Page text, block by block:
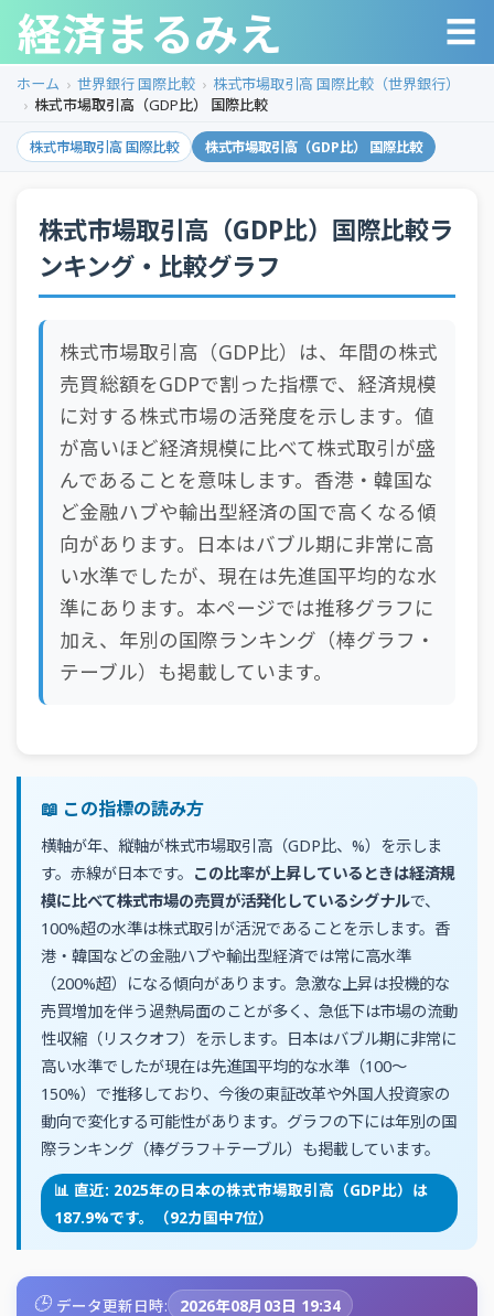
経済まるみえ ☰
ホーム 世界銀行 国際比較
株式市場取引高 国際比較（世界銀行）
株式市場取引高（GDP比） 国際比較
株式市場取引高 国際比較 株式市場取引高（GDP比） 国際比較
株式市場取引高（GDP比）国際比較ラ
ンキング・比較グラフ
株式市場取引高（GDP比）は、年間の株式
売買総額をGDPで割った指標で、経済規模
に対する株式市場の活発度を示します。値
が高いほど経済規模に比べて株式取引が盛
んであることを意味します。香港・韓国な
ど金融ハブや輸出型経済の国で高くなる傾
向があります。日本はバブル期に非常に高
い水準でしたが、現在は先進国平均的な水
準にあります。本ページでは推移グラフに
加え、年別の国際ランキング（棒グラフ・
テーブル）も掲載しています。
📖 この指標の読み方
横軸が年、縦軸が株式市場取引高（GDP比、%）を示しま
す。赤線が日本です。 この比率が上昇しているときは経済規
模に比べて株式市場の売買が活発化しているシグナルで、
100%超の水準は株式取引が活況であることを示します。香
港・韓国などの金融ハブや輸出型経済では常に高水準
（200%超）になる傾向があります。急激な上昇は投機的な
売買増加を伴う過熱局面のことが多く、急低下は市場の流動
性収縮（リスクオフ）を示します。日本はバブル期に非常に
高い水準でしたが現在は先進国平均的な水準（100〜
150%）で推移しており、今後の東証改革や外国人投資家の
動向で変化する可能性があります。グラフの下には年別の国
際ランキング（棒グラフ＋テーブル）も掲載しています。
📊 直近: 2025年の日本の株式市場取引高（GDP比）は
187.9%です。（92カ国中7位）
🕒 データ更新日時: 2026年08月03日 19:34